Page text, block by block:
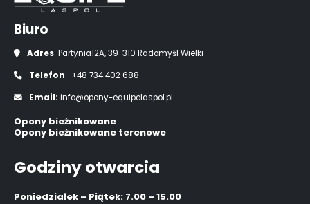
Biuro
Adres: Partynia12A, 39-310 Radomyśl Wielki
Telefon: +48 734 402 688
Email: info@opony-equipelaspol.pl
Opony bieżnikowane
Opony bieżnikowane terenowe
Godziny otwarcia
Poniedziałek – Piątek: 7.00 – 15.00